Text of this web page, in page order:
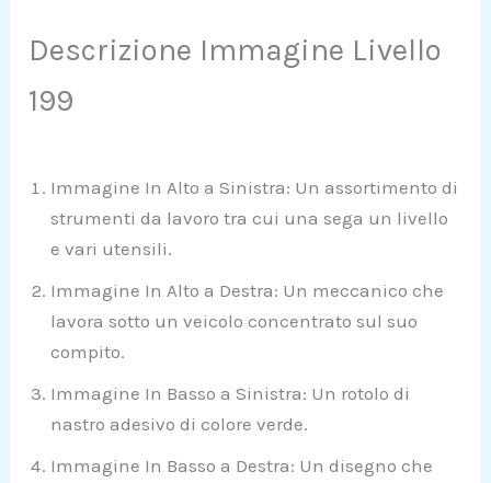
Descrizione Immagine Livello
199
Immagine In Alto a Sinistra: Un assortimento di
strumenti da lavoro tra cui una sega un livello
e vari utensili.
Immagine In Alto a Destra: Un meccanico che
lavora sotto un veicolo concentrato sul suo
compito.
Immagine In Basso a Sinistra: Un rotolo di
nastro adesivo di colore verde.
Immagine In Basso a Destra: Un disegno che